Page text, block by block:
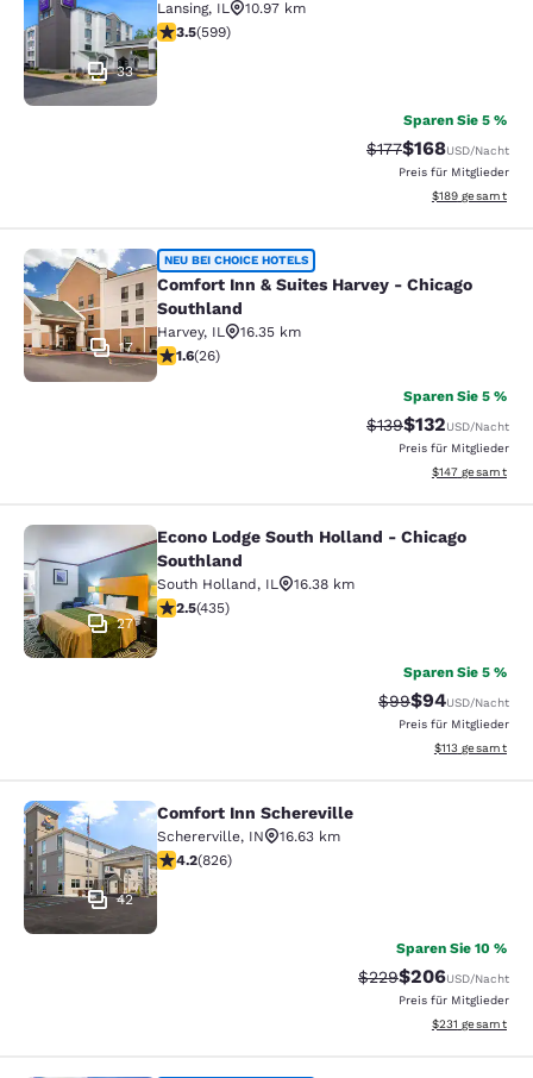
33
Lansing, IL
10.97 km
3.54-Sterne-Bewertung. Gut. 599 Bewertungen
3.5(599)
Sparen Sie 5 %
Durchgestrichener
$177Vergünstigter
$168USD/Nacht
Preis für Mitglieder
Geschätzte
$189 gesamt
Comfort Inn & Suites Harvey -
17
NEU BEI CHOICE HOTELS
Comfort Inn & Suites Harvey - Chicago
Southland
Harvey, IL
16.35 km
1.65-Sterne-Bewertung. Mittelmäßig. 26 Bewertungen
1.6(26)
Sparen Sie 5 %
Durchgestrichener
$139Vergünstigter
$132USD/Nacht
Preis für Mitglieder
Geschätzte
$147 gesamt
Econo Lodge South Holland -
27
Econo Lodge South Holland - Chicago
Southland
South Holland, IL
16.38 km
2.47-Sterne-Bewertung. Mittelmäßig. 435 Bewertungen
2.5(435)
Sparen Sie 5 %
Durchgestrichener
$99Vergünstigter
$94USD/Nacht
Preis für Mitglieder
Geschätzte
$113 gesamt
Comfort Inn Schereville
42
Comfort Inn Schereville
Schererville, IN
16.63 km
4.18-Sterne-Bewertung. Sehr gut. 826 Bewertungen
4.2(826)
Sparen Sie 10 %
Durchgestrichener
$229Vergünstigter
$206USD/Nacht
Preis für Mitglieder
Geschätzte
$231 gesamt